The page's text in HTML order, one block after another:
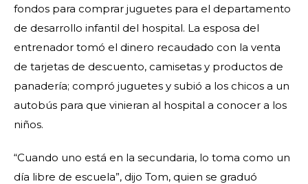
fondos para comprar juguetes para el departamento
de desarrollo infantil del hospital. La esposa del
entrenador tomó el dinero recaudado con la venta
de tarjetas de descuento, camisetas y productos de
panadería; compró juguetes y subió a los chicos a un
autobús para que vinieran al hospital a conocer a los
niños.
“Cuando uno está en la secundaria, lo toma como un
día libre de escuela”, dijo Tom, quien se graduó